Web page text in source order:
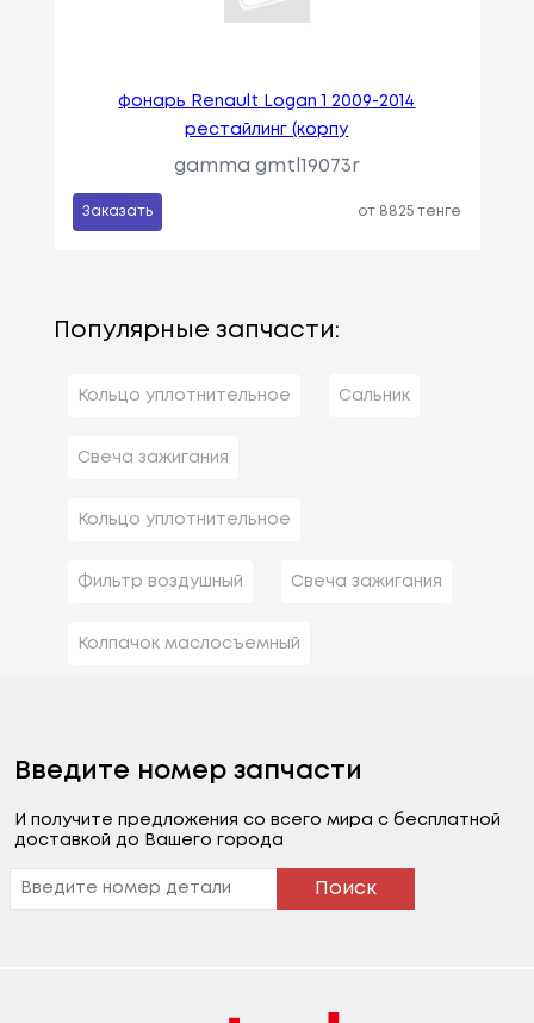
фонарь Renault Logan 1 2009-2014
рестайлинг (корпу
gamma gmtl19073r
Заказать от 8825 тенге
Популярные запчасти:
Кольцо уплотнительное Сальник
Свеча зажигания
Кольцо уплотнительное
Фильтр воздушный Свеча зажигания
Колпачок маслосъемный
Введите номер запчасти
И получите предложения со всего мира с бесплатной
доставкой до Вашего города
Поиск